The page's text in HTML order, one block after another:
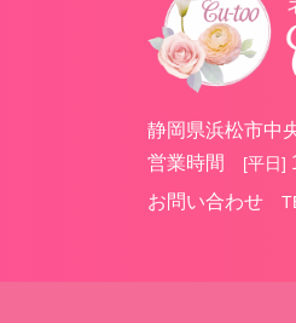
静岡県浜松市中
営業時間
[平日]
お問い合わせ